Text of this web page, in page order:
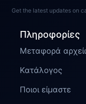
Get the latest updates on
Πληροφορίες
Μεταφορά
Κατάλογος
Ποιοι είμαστε